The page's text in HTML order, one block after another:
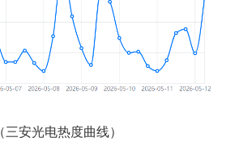
（三安光电热度曲线）